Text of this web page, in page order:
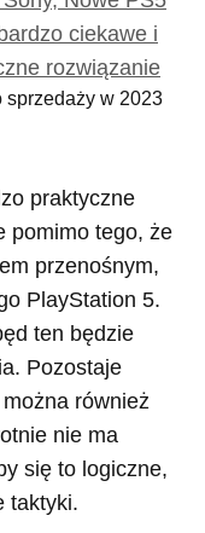
sprzedaży w 2023
praktyczne
pomimo tego, że
przenośnym,
PlayStation 5.
ten będzie
Pozostaje
również
nie ma
się to logiczne,
taktyki.